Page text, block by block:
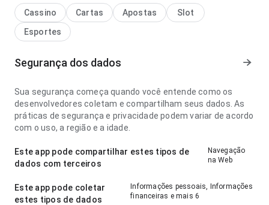
Cassino Cartas Apostas
Slot
Esportes
Segurança dos dados
Sua segurança começa quando você entende como os
desenvolvedores coletam e compartilham seus dados. As
práticas de segurança e privacidade podem variar de acordo
com o uso, a região e a idade.
Este app pode compartilhar estes tipos de
dados com terceiros
Navegação
na Web
Este app pode coletar
estes tipos de dados
Informações pessoais, Informações
financeiras e mais 6